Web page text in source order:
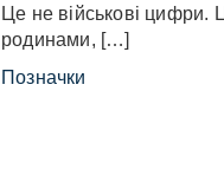
Це не військові
родинами, […]
Позначки